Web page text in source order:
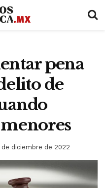
pena
de
de diciembre de 2022